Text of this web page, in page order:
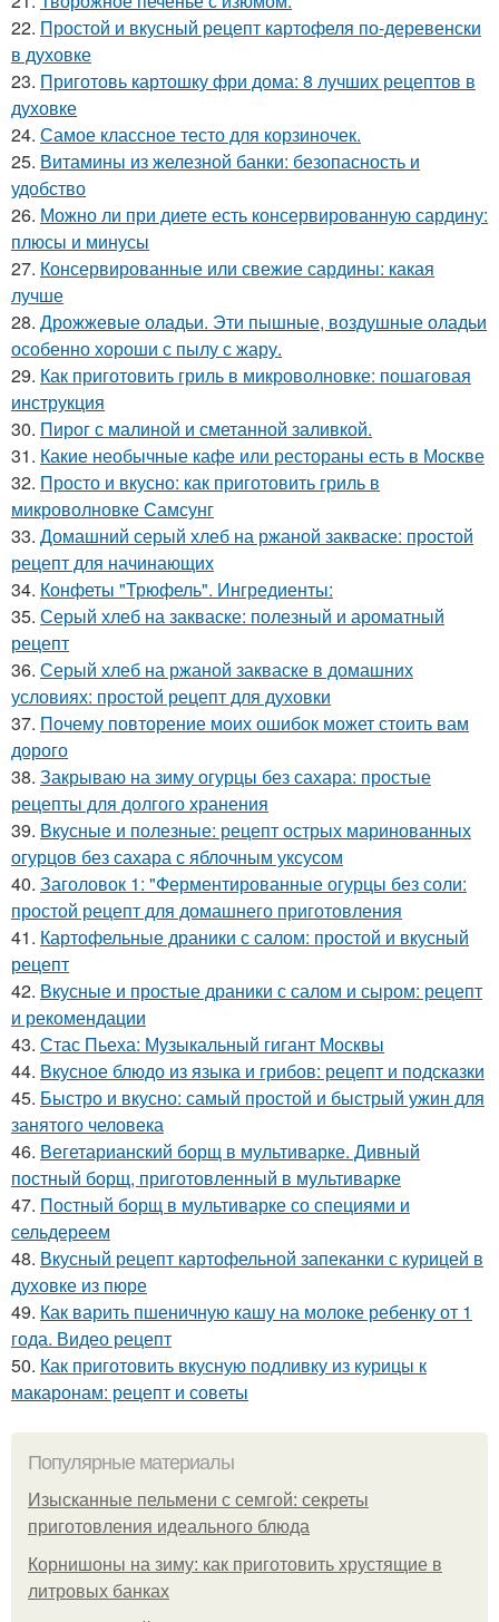
22. Простой и вкусный рецепт картофеля по-деревенски
в духовке
23. Приготовь картошку фри дома: 8 лучших рецептов в
духовке
24. Самое классное тесто для корзиночек.
25. Витамины из железной банки: безопасность и
удобство
26. Можно ли при диете есть консервированную сардину:
плюсы и минусы
27. Консервированные или свежие сардины: какая
лучше
28. Дрожжевые оладьи. Эти пышные, воздушные оладьи
особенно хороши с пылу с жару.
29. Как приготовить гриль в микроволновке: пошаговая
инструкция
30. Пирог с малиной и сметанной заливкой.
31. Какие необычные кафе или рестораны есть в Москве
32. Просто и вкусно: как приготовить гриль в
микроволновке Самсунг
33. Домашний серый хлеб на ржаной закваске: простой
рецепт для начинающих
34. Конфеты "Трюфель". Ингредиенты:
35. Серый хлеб на закваске: полезный и ароматный
рецепт
36. Серый хлеб на ржаной закваске в домашних
условиях: простой рецепт для духовки
37. Почему повторение моих ошибок может стоить вам
дорого
38. Закрываю на зиму огурцы без сахара: простые
рецепты для долгого хранения
39. Вкусные и полезные: рецепт острых маринованных
огурцов без сахара с яблочным уксусом
40. Заголовок 1: "Ферментированные огурцы без соли:
простой рецепт для домашнего приготовления
41. Картофельные драники с салом: простой и вкусный
рецепт
42. Вкусные и простые драники с салом и сыром: рецепт
и рекомендации
43. Стас Пьеха: Музыкальный гигант Москвы
44. Вкусное блюдо из языка и грибов: рецепт и подсказки
45. Быстро и вкусно: самый простой и быстрый ужин для
занятого человека
46. Вегетарианский борщ в мультиварке. Дивный
постный борщ, приготовленный в мультиварке
47. Постный борщ в мультиварке со специями и
сельдереем
48. Вкусный рецепт картофельной запеканки с курицей в
духовке из пюре
49. Как варить пшеничную кашу на молоке ребенку от 1
года. Видео рецепт
50. Как приготовить вкусную подливку из курицы к
макаронам: рецепт и советы
Популярные материалы
Изысканные пельмени с семгой: секреты
приготовления идеального блюда
Корнишоны на зиму: как приготовить хрустящие в
литровых банках